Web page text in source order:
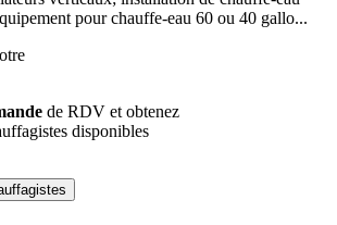
pour chauffe-eau 60 ou 40 gallo...
de RDV et obtenez
disponibles